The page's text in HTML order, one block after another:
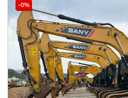
-0%